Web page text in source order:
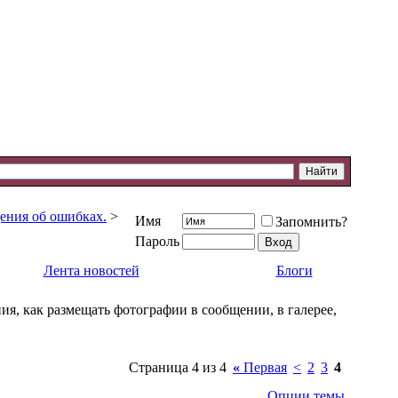
об ошибках. > Имя
Запомнить?
Пароль
Лента новостей
Блоги
как размещать фотографии в сообщении, в галерее,
Страница 4 из 4 « Первая < 2 3 4